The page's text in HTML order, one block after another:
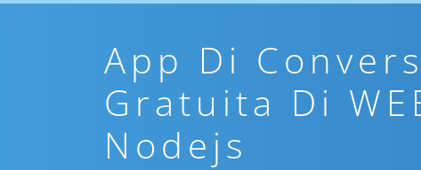
App Di
Gratuita Di
Nodejs